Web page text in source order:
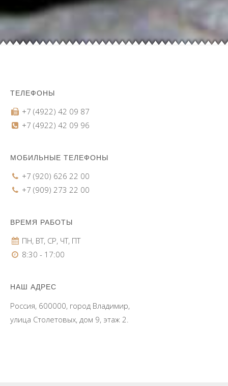
ТЕЛЕФОНЫ
+7 (4922) 42 09 87
+7 (4922) 42 09 96
МОБИЛЬНЫЕ ТЕЛЕФОНЫ
+7 (920) 626 22 00
+7 (909) 273 22 00
ВРЕМЯ РАБОТЫ
ПН, ВТ, СР, ЧТ, ПТ
8:30 - 17:00
НАШ АДРЕС
Россия, 600000, город Владимир,
улица Столетовых, дом 9, этаж 2.